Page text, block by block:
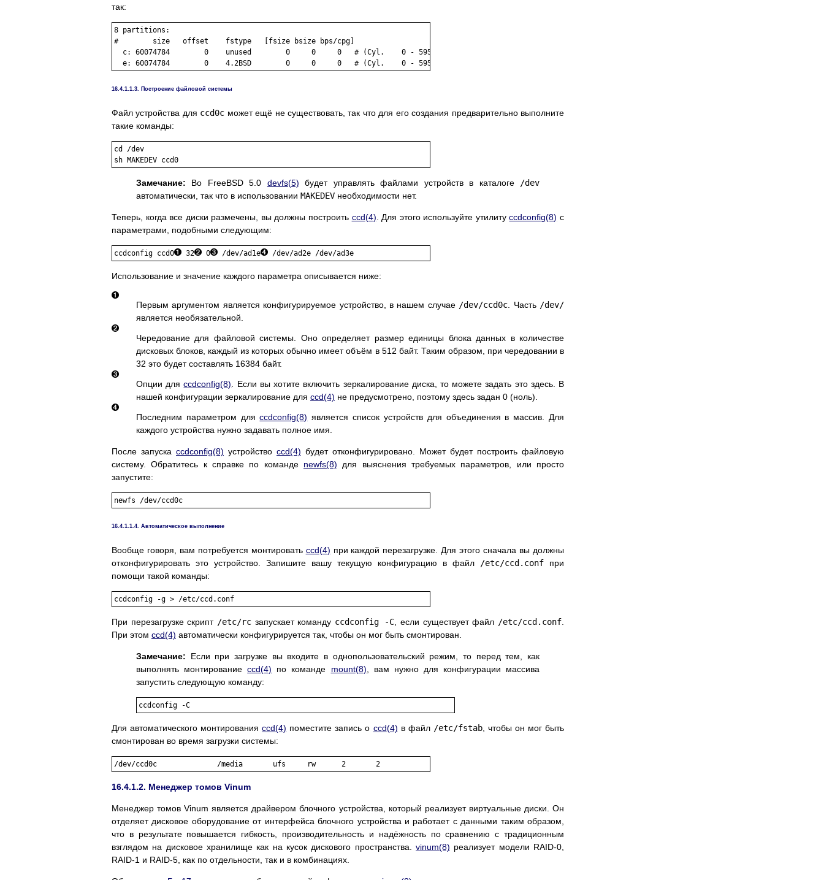
так:
8 partitions:
#        size   offset    fstype   [fsize bsize bps/cpg]
  c: 60074784        0    unused        0     0     0   # (Cyl.    0 - 59597)
16.4.1.1.3. Построение файловой системы
Файл устройства для ccd0c может ещё не существовать, так что для его создания предварительно выполните
такие команды:
cd /dev
Замечание: Во FreeBSD 5.0 devfs(5) будет управлять файлами устройств в каталоге
/dev
автоматически, так что в использовании MAKEDEV необходимости нет.
Теперь, когда все диски размечены, вы должны построить ccd(4) . Для этого используйте утилитуccdconfig(8) с
параметрами, подобными следующим:
ccdconfig ccd0 32 0 /dev/ad1e
Использование и значение каждого параметра описывается ниже:
Первым аргументом является конфигурируемое устройство, в нашем случае /dev/ccd0c . Часть /dev/
является необязательной.
Чередование для файловой системы. Оно определяет размер единицы блока данных в количестве
дисковых блоков, каждый из которых обычно имеет объём в 512 байт. Таким образом, при чередовании в
32 это будет составлять 16384 байт.
Опции дляccdconfig(8) . Если вы хотите включить зеркалирование диска, то можете задать это здесь. В
нашей конфигурации зеркалирование для ccd(4) не предусмотрено, поэтому здесь задан 0 (ноль).
Последним параметром дляccdconfig(8) является список устройств для объединения в массив. Для
каждого устройства нужно задавать полное имя.
После запуска ccdconfig(8) устройство ccd(4) будет отконфигурировано. Может будет построить файловую
систему. Обратитесь к справке по команде newfs(8) для выяснения требуемых параметров, или просто
запустите:
16.4.1.1.4. Автоматическое выполнение
Вообще говоря, вам потребуется монтировать ccd(4) при каждой перезагрузке. Для этого сначала вы должны
отконфигурировать это устройство. Запишите вашу текущую конфигурацию в файл
/etc/ccd.conf при
помощи такой команды:
При перезагрузке скрипт /etc/rcзапускает команду ccdconfig -C , если существует файл /etc/ccd.conf
При этом ccd(4) автоматически конфигурируется так, чтобы он мог быть смонтирован.
Замечание: Если при загрузке вы входите в однопользовательский режим, то перед тем, как
выполнять монтированиеccd(4) по команде mount(8) , вам нужно для конфигурации массива
запустить следующую команду:
Для автоматического монтированияccd(4) поместите запись о ccd(4) в файл /etc/fstab, чтобы он мог быть
смонтирован во время загрузки системы:
16.4.1.2. Менеджер томов Vinum
Менеджер томов Vinum является драйвером блочного устройства, который реализует виртуальные диски. Он
отделяет дисковое оборудование от интерфейса блочного устройства и работает с данными таким образом,
что в результате повышается гибкость, производительность и надёжность по сравнению с традиционным
взглядом на дисковое хранилище как на кусок дискового пространства. vinum(8) реализует модели RAID-0,
RAID-1 и RAID-5, как по отдельности, так и в комбинациях.